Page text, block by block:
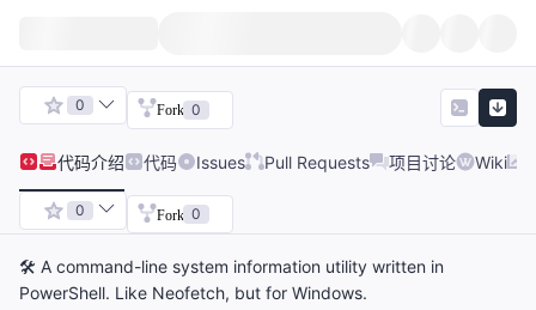
0 Fork 0
代码介绍 代码 Issues Pull Requests 项目讨论 Wiki
0 Fork 0
🛠 A command-line system information utility written in
PowerShell. Like Neofetch, but for Windows.